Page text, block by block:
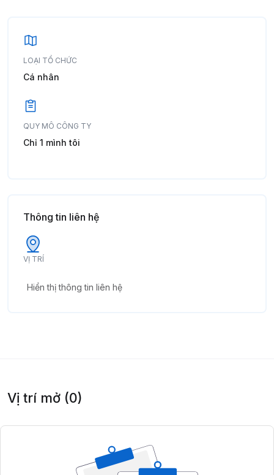
LOẠI TỔ CHỨC
Cá nhân
QUY MÔ CÔNG TY
Chỉ 1 mình tôi
Thông tin liên hệ
VỊ TRÍ
Hiển thị thông tin liên hệ
Vị trí mở (0)